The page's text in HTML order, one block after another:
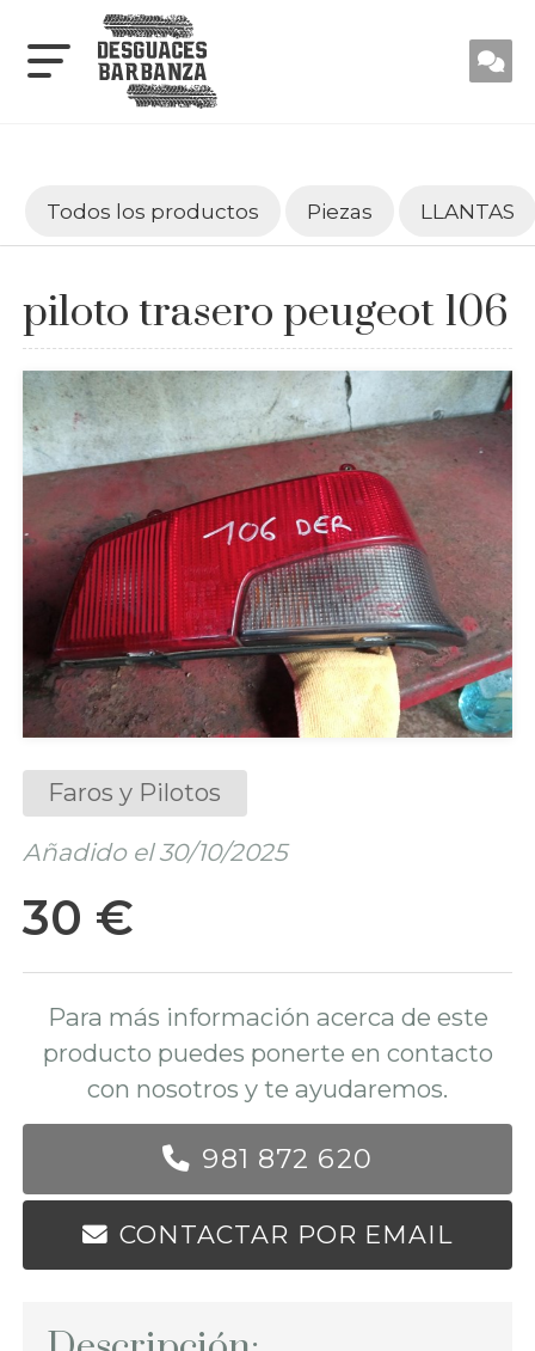
Todos los productos Piezas LLANTAS
piloto trasero peugeot 106
Faros y Pilotos
Añadido el 30/10/2025
30 €
Para más información acerca de este
producto puedes ponerte en contacto
con nosotros y te ayudaremos.
981 872 620
CONTACTAR POR EMAIL